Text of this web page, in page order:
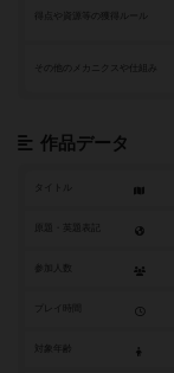
その他のメカニクスや仕組み
作品データ
タイトル
参加人数